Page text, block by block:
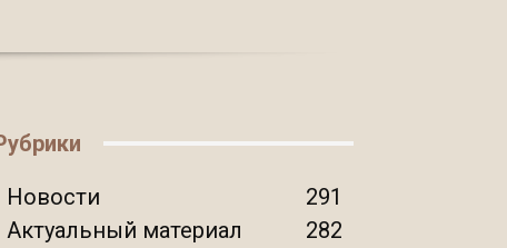
Новости
291
Актуальный материал
282